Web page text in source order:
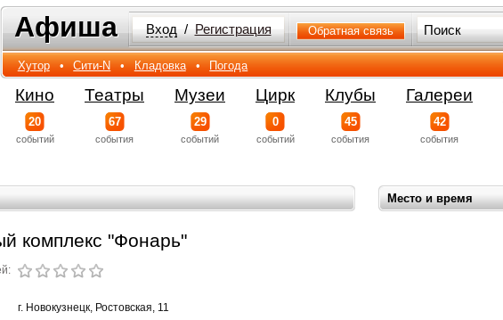
Афиша
Афиша Вход / Регистрация Обратная связь
Хутор • Сити-N • Кладовка • Погода
Кино
20
событий
Театры
67
события
Музеи
29
событий
Цирк
0
событий
Клубы
45
события
Галереи
42
события
Место и время
комплекс "Фонарь"
г. Новокузнецк, Ростовская, 11